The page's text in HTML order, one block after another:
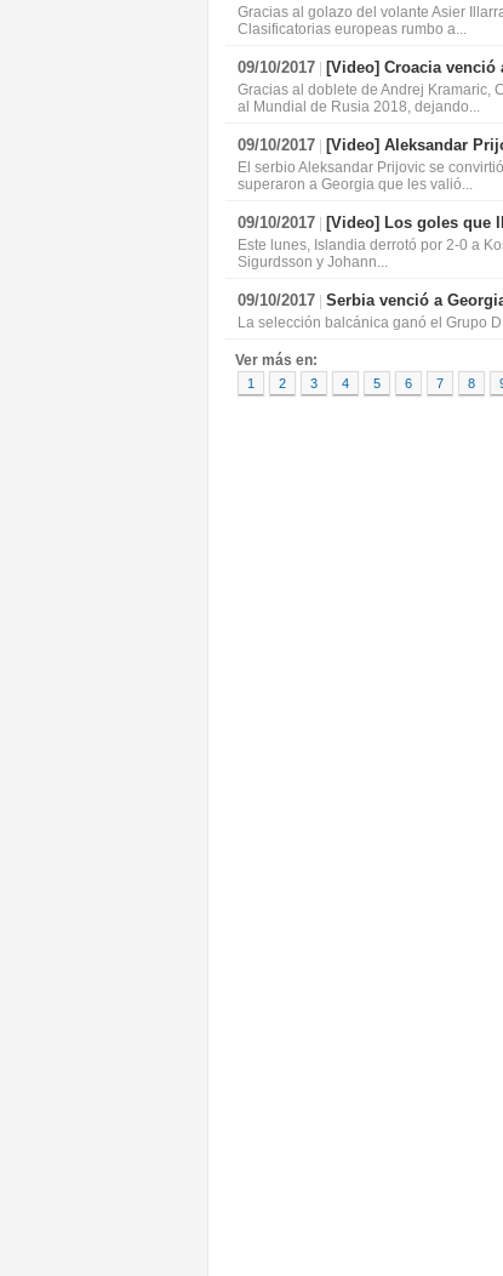
Gracias al golazo del volante Asier
Clasificatorias europeas rumbo a...
09/10/2017 [Video] Croacia venció
Gracias al doblete de Andrej Kramaric,
al Mundial de Rusia 2018, dejando...
09/10/2017 [Video] Aleksandar
El serbio Aleksandar Prijovic se
superaron a Georgia que les valió...
09/10/2017 [Video] Los goles que
Este lunes, Islandia derrotó por 2-0 a
Sigurdsson y Johann...
09/10/2017 Serbia venció a
La selección balcánica ganó el Grupo
Ver más en:
1 2 3 4 5 6 7 8